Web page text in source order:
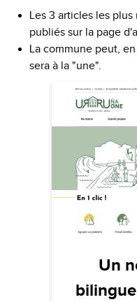
Les 3 articles les
publiés sur la page
La commune peut,
sera à la "une".
Un